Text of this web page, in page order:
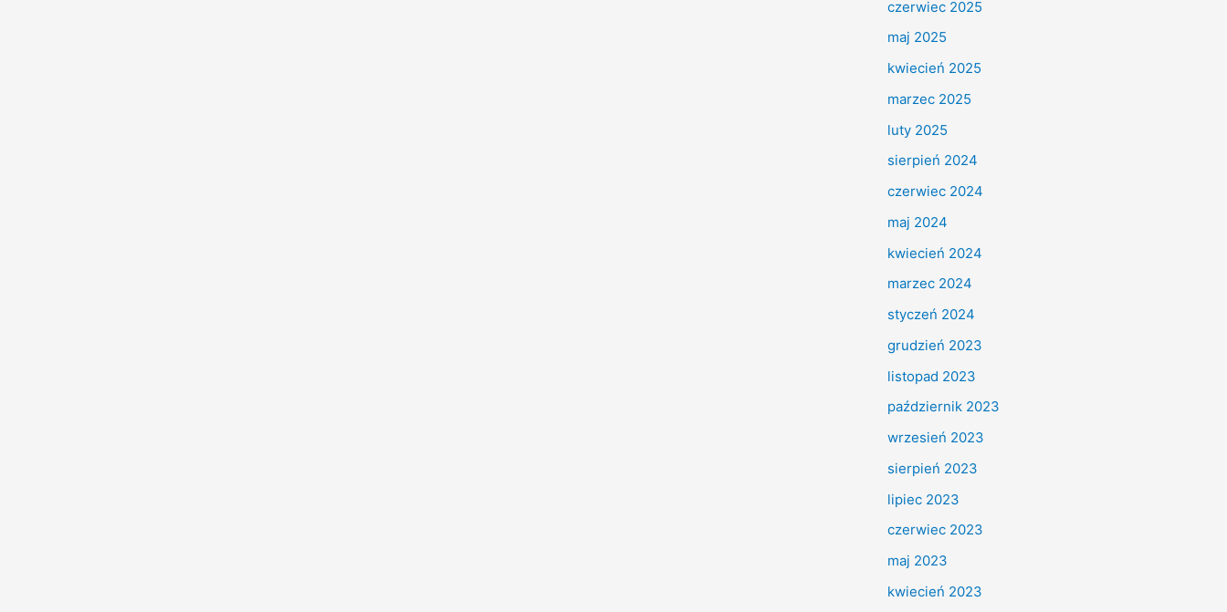
czerwiec 2025
maj 2025
kwiecień 2025
marzec 2025
luty 2025
sierpień 2024
czerwiec 2024
maj 2024
kwiecień 2024
marzec 2024
styczeń 2024
grudzień 2023
listopad 2023
październik 2023
wrzesień 2023
sierpień 2023
lipiec 2023
czerwiec 2023
maj 2023
kwiecień 2023